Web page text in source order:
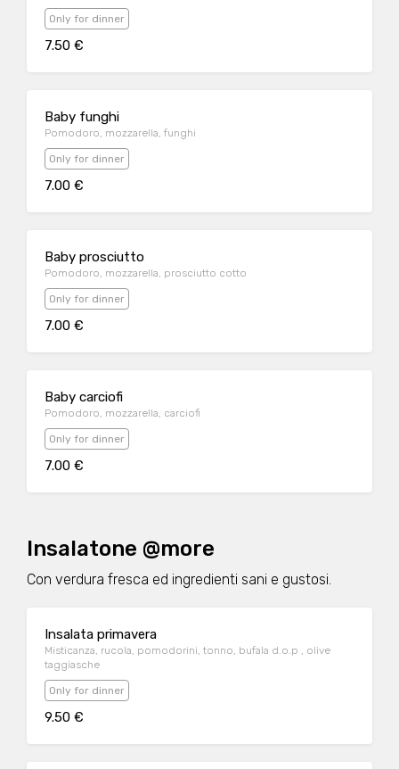
Only for dinner
7.50 €
Baby funghi
Pomodoro, mozzarella, funghi
Only for dinner
7.00 €
Baby prosciutto
Pomodoro, mozzarella, prosciutto cotto
Only for dinner
7.00 €
Baby carciofi
Pomodoro, mozzarella, carciofi
Only for dinner
7.00 €
Insalatone @more
Con verdura fresca ed ingredienti sani e gustosi.
Insalata primavera
Misticanza, rucola, pomodorini, tonno, bufala d.o.p , olive
taggiasche
Only for dinner
9.50 €